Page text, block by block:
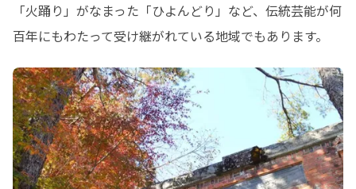
「火踊り」がなまった「ひよんどり」など、伝統芸能が何
百年にもわたって受け継がれている地域でもあります。